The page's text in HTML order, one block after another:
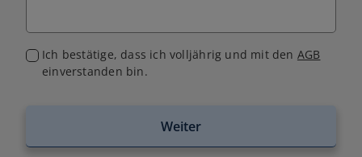
Ich bestätige, dass ich volljährig und mit den AGB
einverstanden bin.
Weiter